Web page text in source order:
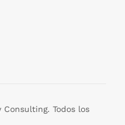
Todos los